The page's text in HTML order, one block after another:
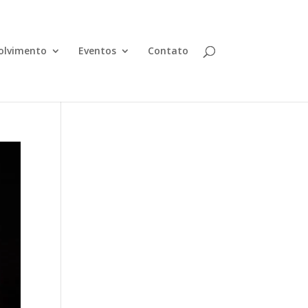
Eventos Contato